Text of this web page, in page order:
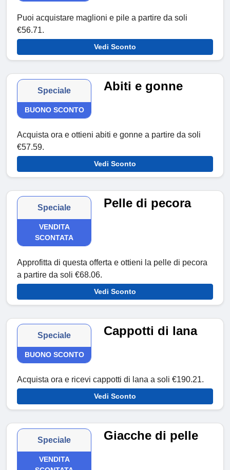
Puoi acquistare maglioni e pile a partire da soli
€56.71.
Vedi Sconto
Speciale
BUONO SCONTO
Abiti e gonne
Acquista ora e ottieni abiti e gonne a partire da soli
€57.59.
Vedi Sconto
Speciale
VENDITA
SCONTATA
Pelle di pecora
Approfitta di questa offerta e ottieni la pelle di pecora
a partire da soli €68.06.
Vedi Sconto
Speciale
BUONO SCONTO
Cappotti di lana
Acquista ora e ricevi cappotti di lana a soli €190.21.
Vedi Sconto
Speciale
VENDITA
Giacche di pelle